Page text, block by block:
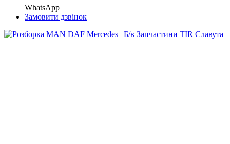
WhatsApp
Замовити дзвінок